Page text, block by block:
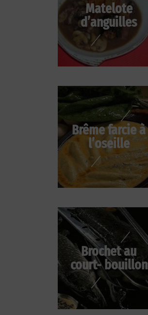
Matelote
d’anguilles
Brême farcie à
l’oseille
Brochet au
court- bouillon